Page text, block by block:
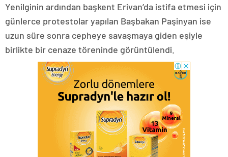
Yenilginin ardından başkent Erivan’da istifa etmesi için
günlerce protestolar yapılan Başbakan Paşinyan ise
uzun süre sonra cepheye savaşmaya giden eşiyle
birlikte bir cenaze töreninde görüntülendi.